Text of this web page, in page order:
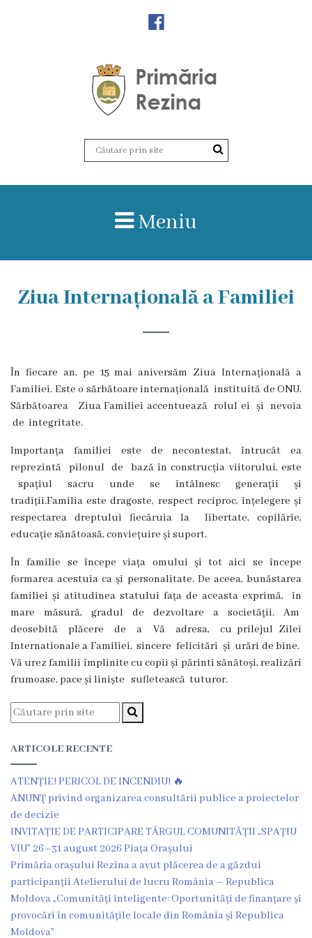
Amalgamare
în
Zile
de
audiență
Primarul
Aparatul
primăriei
Competențele
primarului
Dispozițiile
primarului
Plăți
salariale
încasate
Întreprinderi
subordonate
Grădinița
nr.1
,,Leagănul
copilăriei”
Meniu
Ziua Internațională a Familiei
În fiecare an, pe 15 mai aniversăm Ziua Internațională a
Familiei. Este o sărbătoare internațională instituită de ONU.
Sărbătoarea Ziua Familiei accentuează rolul ei și nevoia
de integritate.
Importanța familiei este de necontestat, întrucât ea
reprezintă pilonul de bază în construcția viitorului, este
spațiul sacru unde se întâlnesc generații și
tradiții.Familia este dragoste, respect reciproc, înțelegere și
respectarea dreptului fiecăruia la libertate, copilărie,
educație sănătoasă, conviețuire și suport.
În familie se începe viața omului și tot aici se începe
formarea acestuia ca și personalitate. De aceea, bunăstarea
familiei și atitudinea statului fața de aceasta exprimă, în
mare măsură, gradul de dezvoltare a societății. Am
deosebită plăcere de a Vă adresa, cu prilejul Zilei
Internationale a Familiei, sincere felicitări și urări de bine.
Vă urez familii împlinite cu copii și părinti sănătoși, realizări
frumoase, pace și liniște sufletească tuturor.
ARTICOLE RECENTE
ATENȚIE! PERICOL DE INCENDIU! 🔥
ANUNŢ privind organizarea consultării publice a proiectelor
de decizie
INVITAȚIE DE PARTICIPARE TÂRGUL COMUNITĂȚII „SPAȚIU
VIU” 26–31 august 2026 Piața Orașului
Primăria orașului Rezina a avut plăcerea de a găzdui
participanții Atelierului de lucru România – Republica
Moldova „Comunități inteligente: Oportunități de finanțare și
provocări în comunitățile locale din România și Republica
Moldova”